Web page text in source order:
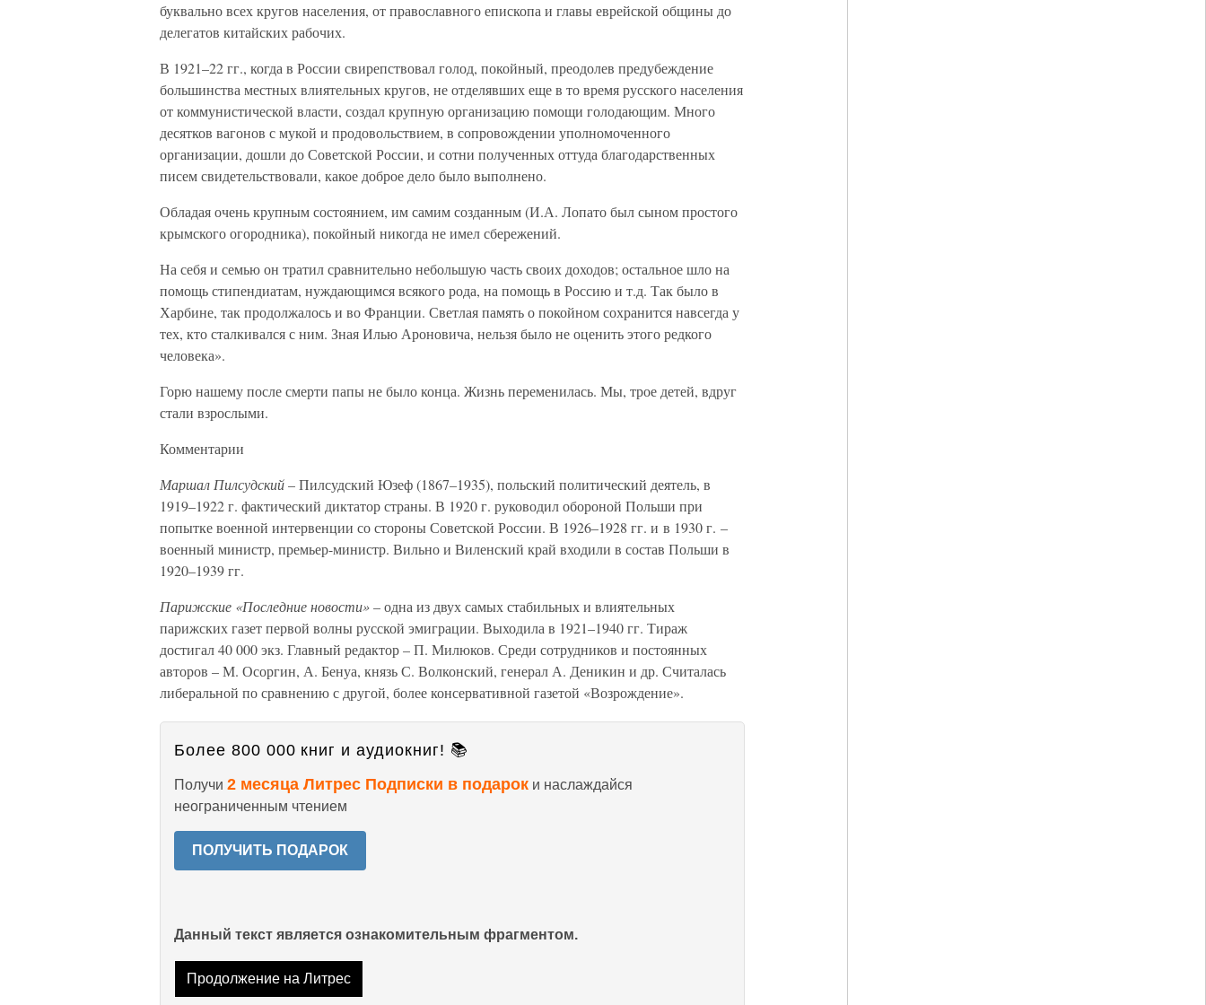
буквально всех кругов населения, от православного епископа и главы еврейской общины до
делегатов китайских рабочих.
В 1921–22 гг., когда в России свирепствовал голод, покойный, преодолев предубеждение
большинства местных влиятельных кругов, не отделявших еще в то время русского населения
от коммунистической власти, создал крупную организацию помощи голодающим. Много
десятков вагонов с мукой и продовольствием, в сопровождении уполномоченного
организации, дошли до Советской России, и сотни полученных оттуда благодарственных
писем свидетельствовали, какое доброе дело было выполнено.
Обладая очень крупным состоянием, им самим созданным (И.А. Лопато был сыном простого
крымского огородника), покойный никогда не имел сбережений.
На себя и семью он тратил сравнительно небольшую часть своих доходов; остальное шло на
помощь стипендиатам, нуждающимся всякого рода, на помощь в Россию и т.д. Так было в
Харбине, так продолжалось и во Франции. Светлая память о покойном сохранится навсегда у
тех, кто сталкивался с ним. Зная Илью Ароновича, нельзя было не оценить этого редкого
человека».
Горю нашему после смерти папы не было конца. Жизнь переменилась. Мы, трое детей, вдруг
стали взрослыми.
Комментарии
Маршал Пилсудский– Пилсудский Юзеф (1867–1935), польский политический деятель, в
1919–1922 г. фактический диктатор страны. В 1920 г. руководил обороной Польши при
попытке военной интервенции со стороны Советской России. В 1926–1928 гг. и в 1930 г. –
военный министр, премьер-министр. Вильно и Виленский край входили в состав Польши в
1920–1939 гг.
Парижские «Последние новости»– одна из двух самых стабильных и влиятельных
парижских газет первой волны русской эмиграции. Выходила в 1921–1940 гг. Тираж
достигал 40 000 экз. Главный редактор – П. Милюков. Среди сотрудников и постоянных
авторов – М. Осоргин, А. Бенуа, князь С. Волконский, генерал А. Деникин и др. Считалась
либеральной по сравнению с другой, более консервативной газетой «Возрождение».
Более 800 000 книг и аудиокниг! 📚
Получи 2 месяца Литрес Подписки в подарок и наслаждайся
неограниченным чтением
ПОЛУЧИТЬ ПОДАРОК
Данный текст является ознакомительным фрагментом.
Продолжение на Литрес